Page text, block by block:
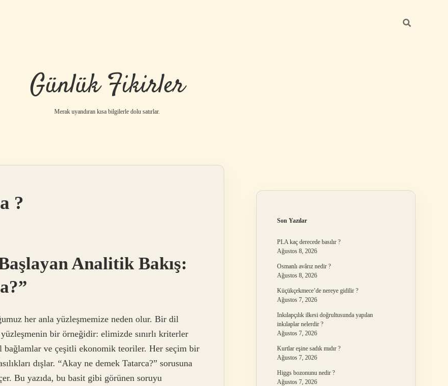
Günlük Fikirler
Merak uyandıran kısa bilgilerle dolu satırlar.
?
Analitik Bakış:
her anla yüzleşmemize neden olur. Bir dil
bir örneğidir: elimizde sınırlı kriterler
ve çeşitli ekonomik teoriler. Her seçim bir
dışlar. “Akay ne demek Tatarca?” sorusuna
Bu yazıda, bu basit gibi görünen soruyu
Son Yazılar
PLA kaç derecede basılır ?
Ağustos 8, 2026
Osmanlı avârız nedir ?
Ağustos 8, 2026
Küçükçekmece’de nereye gidilir ?
Ağustos 7, 2026
Inkılapçılık ilkesi doğrultusunda yapılan
inkılaplar nelerdir ?
Ağustos 7, 2026
Kurtlar eşine sadık mıdır ?
Ağustos 7, 2026
Higgs bozonunu nedir ?
Ağustos 7, 2026